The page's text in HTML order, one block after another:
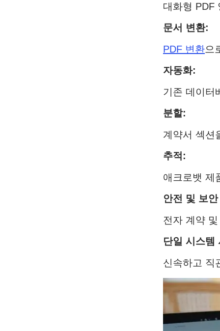
대화형 PDF
문서 변환:
PDF 변환으
자동화:
기존 데이터
분할:
계약서 섹션
추적:
애크로뱃 제
안전 및 보
전자 계약
단일 시스템
신속하고 직